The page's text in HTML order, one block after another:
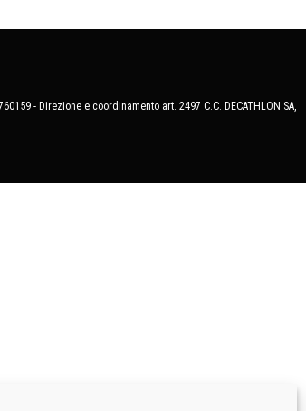
- Direzione e coordinamento art. 2497 C.C. DECATHLON SA,